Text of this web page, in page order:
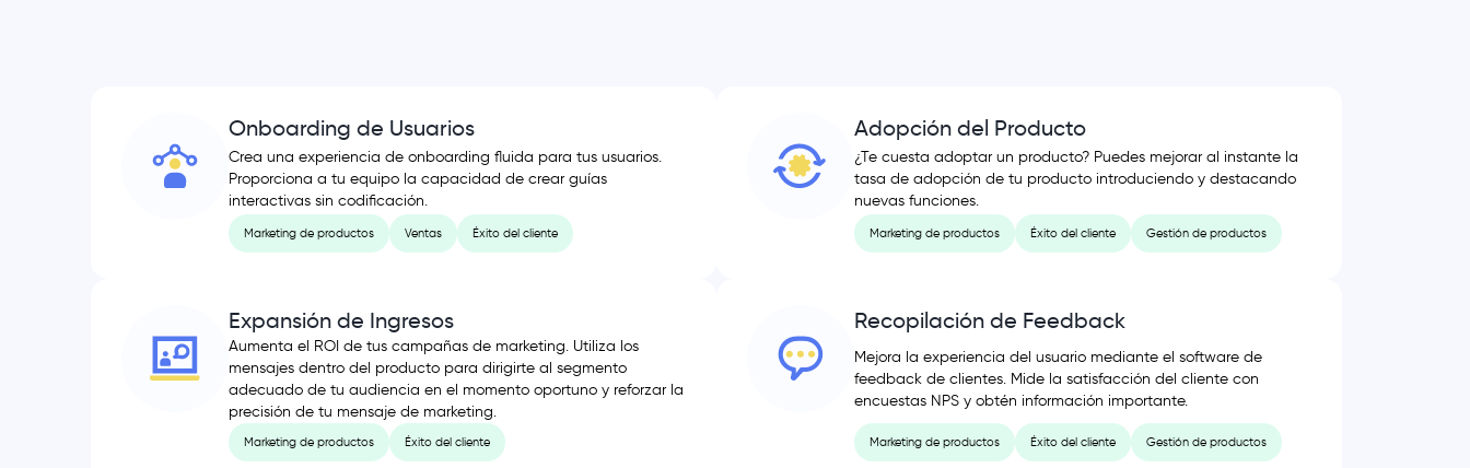
Onboarding de Usuarios
Crea una experiencia de onboarding fluida para tus usuarios.
Proporciona a tu equipo la capacidad de crear guías
interactivas sin codificación.
Marketing de productos Ventas Éxito del cliente
Adopción del Producto
¿Te cuesta adoptar un producto? Puedes mejorar al instante la
tasa de adopción de tu producto introduciendo y destacando
nuevas funciones.
Marketing de productos Éxito del cliente Gestión de productos
Expansión de Ingresos
Aumenta el ROI de tus campañas de marketing. Utiliza los
mensajes dentro del producto para dirigirte al segmento
adecuado de tu audiencia en el momento oportuno y reforzar la
precisión de tu mensaje de marketing.
Marketing de productos Éxito del cliente
Recopilación de Feedback
Mejora la experiencia del usuario mediante el software de
feedback de clientes. Mide la satisfacción del cliente con
encuestas NPS y obtén información importante.
Marketing de productos Éxito del cliente Gestión de productos